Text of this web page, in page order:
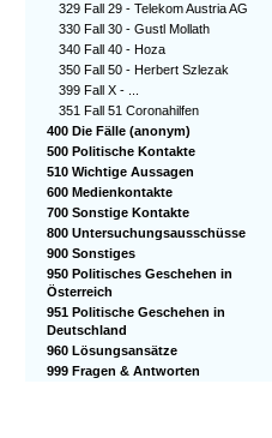
329 Fall 29 - Telekom Austria AG
330 Fall 30 - Gustl Mollath
340 Fall 40 - Hoza
350 Fall 50 - Herbert Szlezak
399 Fall X - ...
351 Fall 51 Coronahilfen
400 Die Fälle (anonym)
500 Politische Kontakte
510 Wichtige Aussagen
600 Medienkontakte
700 Sonstige Kontakte
800 Untersuchungsausschüsse
900 Sonstiges
950 Politisches Geschehen in
Österreich
951 Politische Geschehen in
Deutschland
960 Lösungsansätze
999 Fragen & Antworten